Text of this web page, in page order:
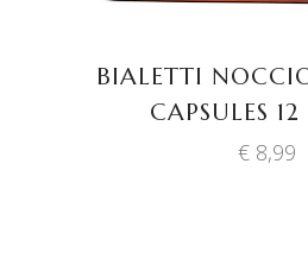
BIALETTI
CAPSULES 12
€8,99